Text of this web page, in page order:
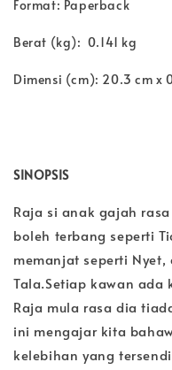
Format: Paperback
Berat (kg): 0.141 kg
Dimensi (cm): 20.3 cm x
SINOPSIS
Raja si anak gajah
boleh terbang seperti
memanjat seperti
Tala.Setiap kawan
Raja mula rasa dia
ini mengajar kita
kelebihan yang